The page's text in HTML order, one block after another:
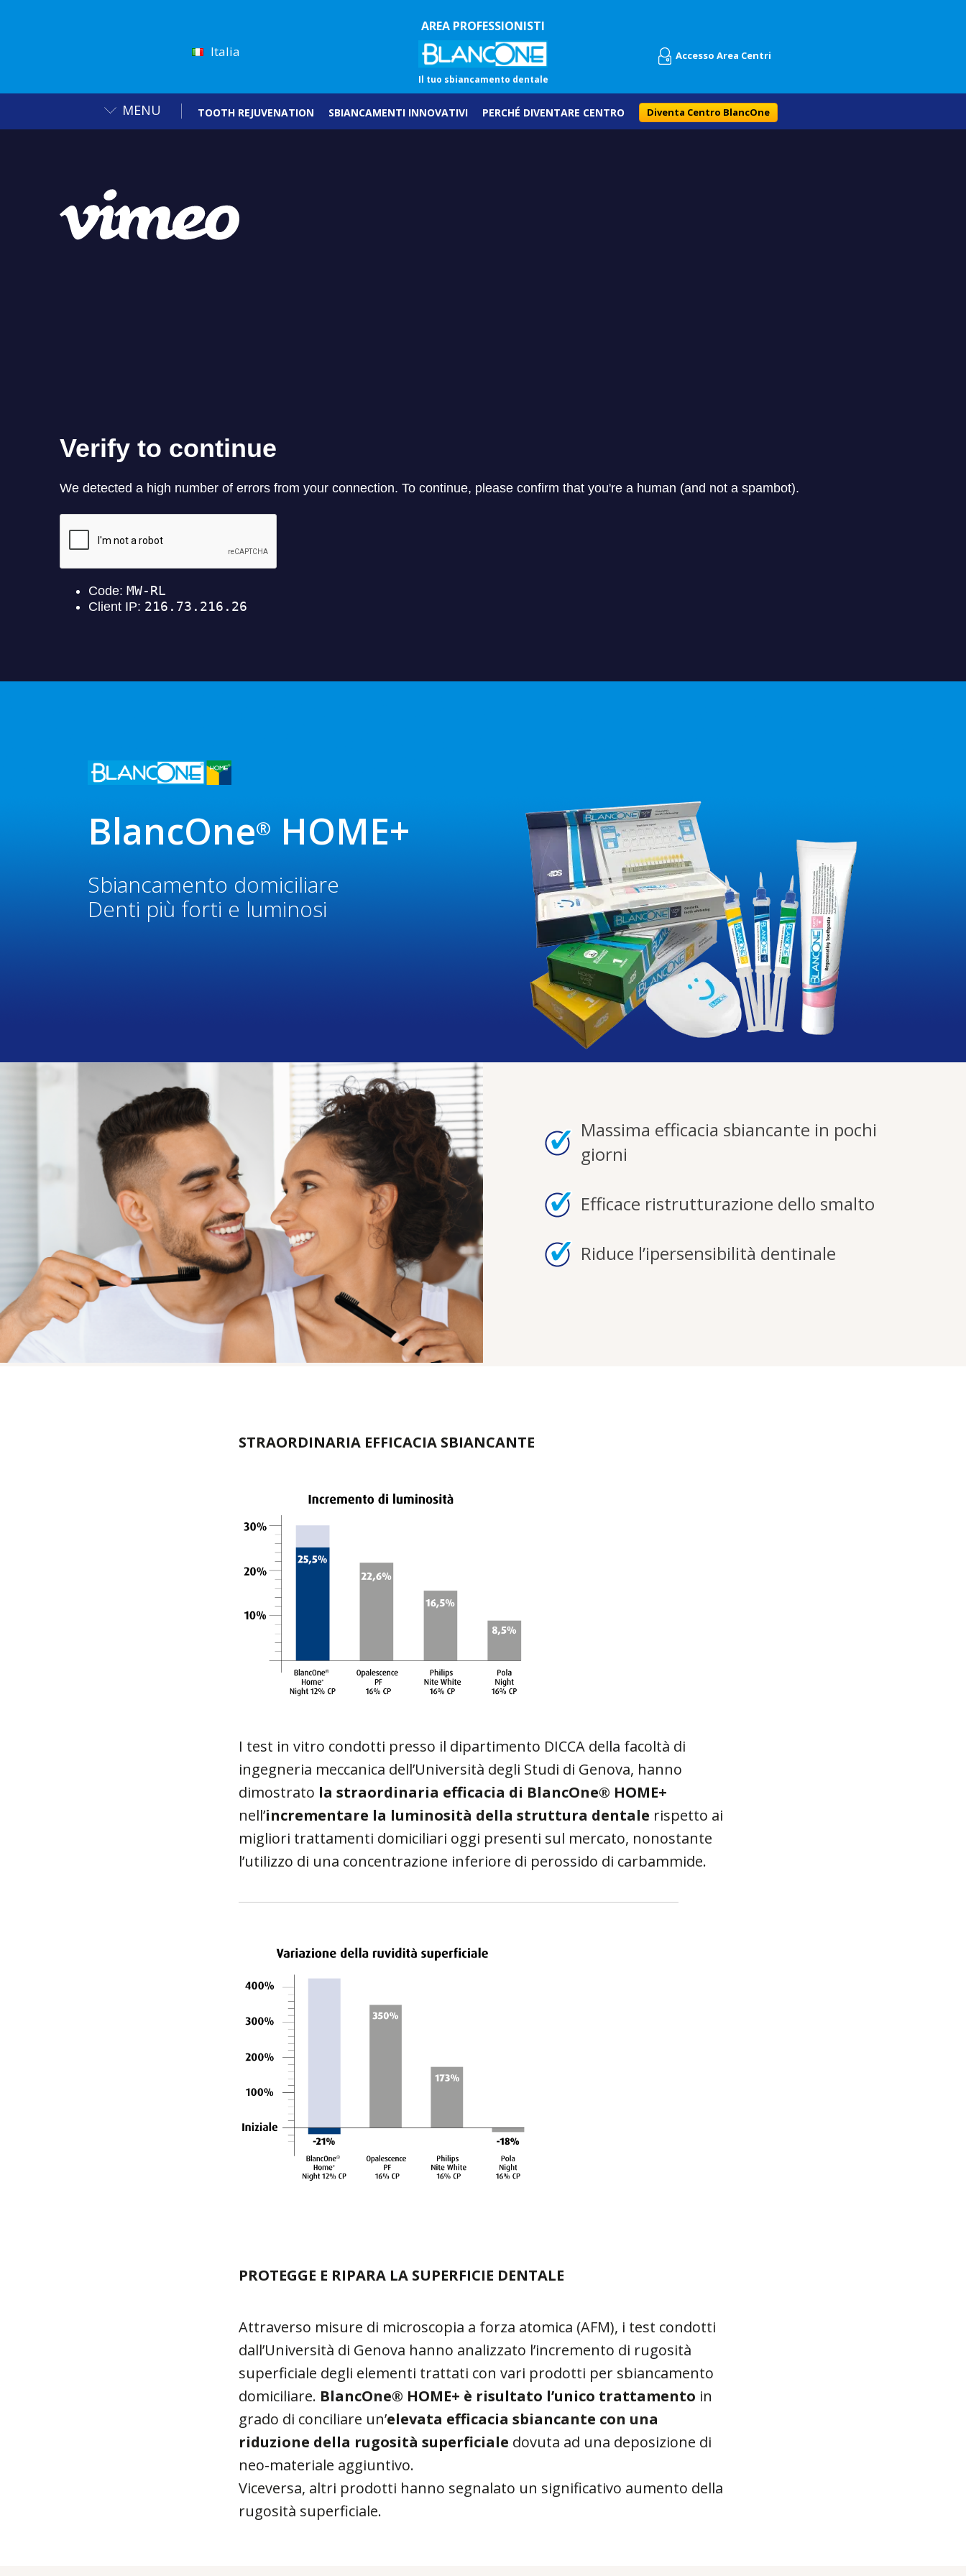
Italia
AREA PROFESSIONISTI
Il tuo sbiancamento dentale
Accesso Area Centri
MENU TOOTH REJUVENATION SBIANCAMENTI INNOVATIVI PERCHÉ DIVENTARE CENTRO Diventa Centro BlancOne
BlancOne® HOME+
Sbiancamento domiciliare
Denti più forti e luminosi
Massima efficacia sbiancante in pochi
giorni
Efficace ristrutturazione dello smalto
Riduce l’ipersensibilità dentinale
STRAORDINARIA EFFICACIA SBIANCANTE
I test in vitro condotti presso il dipartimento DICCA della facoltà di
ingegneria meccanica dell’Università degli Studi di Genova, hanno
dimostrato la straordinaria efficacia di BlancOne® HOME+
nell’incrementare la luminosità della struttura dentale rispetto ai
migliori trattamenti domiciliari oggi presenti sul mercato, nonostante
l’utilizzo di una concentrazione inferiore di perossido di carbammide.
PROTEGGE E RIPARA LA SUPERFICIE DENTALE
Attraverso misure di microscopia a forza atomica (AFM), i test condotti
dall’Università di Genova hanno analizzato l’incremento di rugosità
superficiale degli elementi trattati con vari prodotti per sbiancamento
domiciliare. BlancOne® HOME+ è risultato l’unico trattamento in
grado di conciliare un’elevata efficacia sbiancante con una
riduzione della rugosità superficiale dovuta ad una deposizione di
neo-materiale aggiuntivo.
Viceversa, altri prodotti hanno segnalato un significativo aumento della
rugosità superficiale.